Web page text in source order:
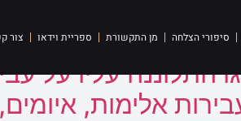
סיפורי הצלחה מן התקשורת ספריית וידאו צור
עליו על
אלימות, איומים,